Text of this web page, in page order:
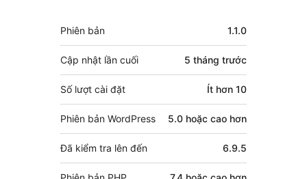
Meta
Phiên bản 1.1.0
Cập nhật lần cuối 5 tháng trước
Số lượt cài đặt Ít hơn 10
Phiên bản WordPress 5.0 hoặc cao hơn
Đã kiểm tra lên đến 6.9.5